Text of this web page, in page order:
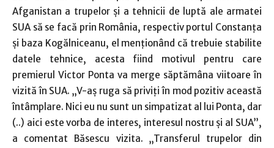
Afganistan a trupelor şi a tehnicii de luptă ale armatei
SUA să se facă prin România, respectiv portul Constanţa
şi baza Kogălniceanu, el menţionând că trebuie stabilite
datele tehnice, acesta fiind motivul pentru care
premierul Victor Ponta va merge săptămâna viitoare în
vizită în SUA. „V-aş ruga să priviţi în mod pozitiv această
întâmplare. Nici eu nu sunt un simpatizat al lui Ponta, dar
(..) aici este vorba de interes, interesul nostru şi al SUA”,
a comentat Băsescu vizita. „Transferul trupelor din